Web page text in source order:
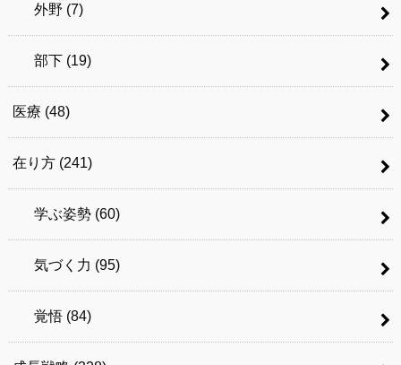
外野 (7)
部下 (19)
医療 (48)
在り方 (241)
学ぶ姿勢 (60)
気づく力 (95)
覚悟 (84)